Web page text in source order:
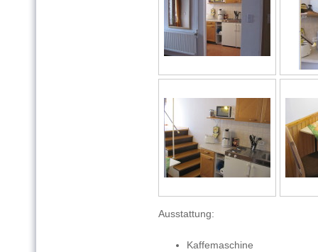
Ausstattung:
Kaffemaschine